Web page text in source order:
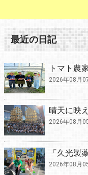
最近の日記
トマト農
2026年08月
晴天に映
2026年08月
「久光製
2026年08月